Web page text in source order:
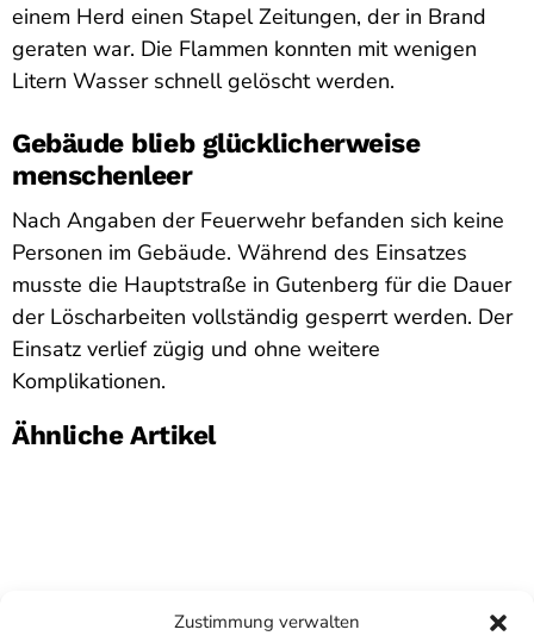
Zustimmung verwalten
einem Herd einen Stapel Zeitungen, der in Brand
geraten war. Die Flammen konnten mit wenigen
Litern Wasser schnell gelöscht werden.
Gebäude blieb glücklicherweise
menschenleer
Nach Angaben der Feuerwehr befanden sich keine
Personen im Gebäude. Während des Einsatzes
musste die Hauptstraße in Gutenberg für die Dauer
der Löscharbeiten vollständig gesperrt werden. Der
Einsatz verlief zügig und ohne weitere
Komplikationen.
Ähnliche Artikel